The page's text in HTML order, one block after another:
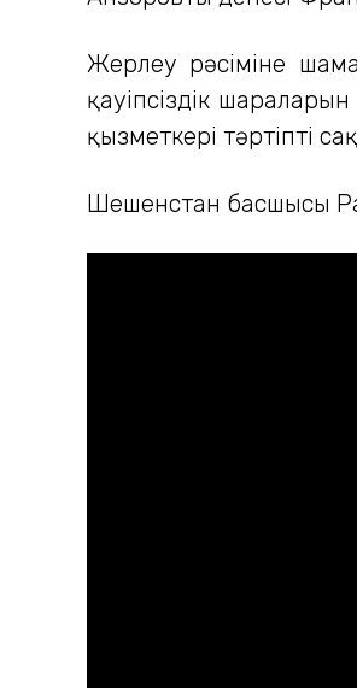
Жерлеу рәсіміне
қауіпсіздік
қызметкері тәртіпті
Шешенстан басшысы